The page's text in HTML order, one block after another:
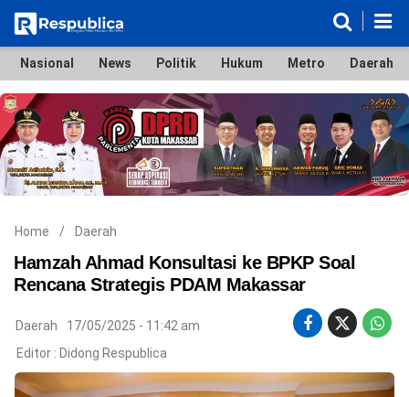
Nasional
News
Politik
Hukum
Metro
Daerah
Ekonomi & Bisnis
Lifestyle
Otomotif
Bola & Sport
Edukasi
Tokoh
Hiburan
©
Copyright
2026
Respublica
.
All
Nasional News Politik Hukum Metro Daerah
Home / Daerah
Hamzah Ahmad Konsultasi ke BPKP Soal
Rencana Strategis PDAM Makassar
Daerah
17/05/2025 - 11:42 am
Editor : Didong Respublica